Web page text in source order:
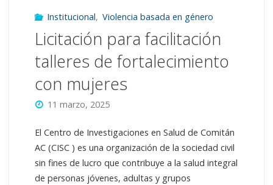
talleres
de
fortalecimiento
con
y
adolescentes"
Institucional, Violencia basada en género
Licitación para facilitación
talleres de fortalecimiento
con mujeres
11 marzo, 2025
El Centro de Investigaciones en Salud de Comitán
AC (CISC ) es una organización de la sociedad civil
sin fines de lucro que contribuye a la salud integral
de personas jóvenes, adultas y grupos